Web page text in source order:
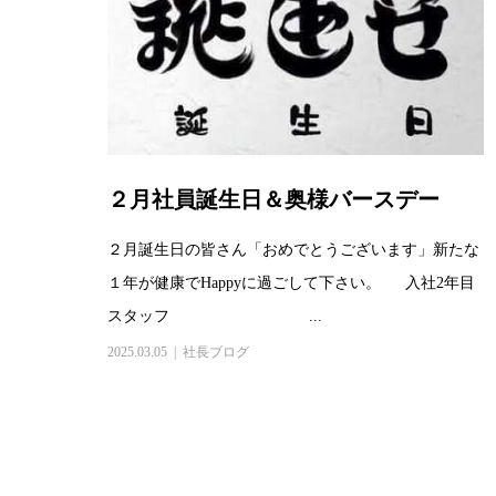
２月社員誕生日＆奥様バースデー
２月誕生日の皆さん「おめでとうございます」新たな
１年が健康でHappyに過ごして下さい。 入社2年目
スタッフ ...
2025.03.05 社長ブログ